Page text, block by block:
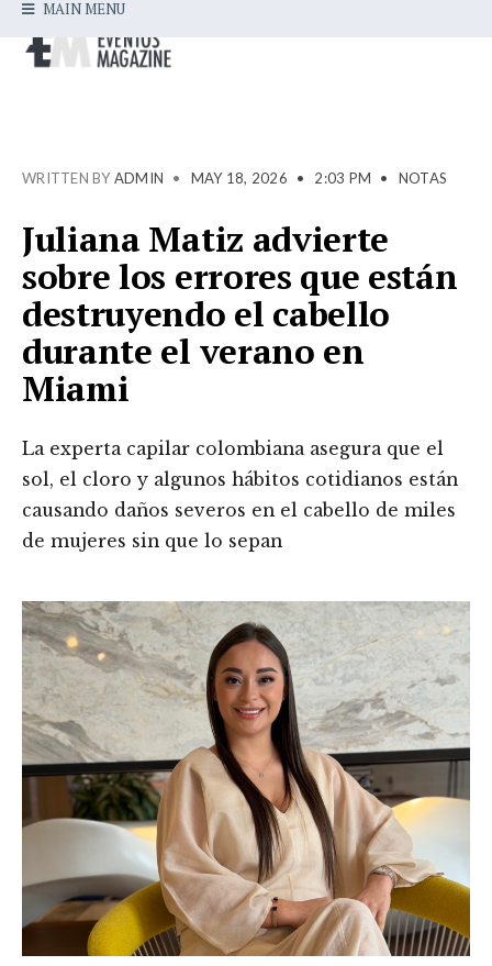
MAIN MENU
WRITTEN BY ADMIN • MAY 18, 2026 • 2:03 PM • NOTAS
Juliana Matiz advierte
sobre los errores que están
destruyendo el cabello
durante el verano en
Miami
La experta capilar colombiana asegura que el
sol, el cloro y algunos hábitos cotidianos están
causando daños severos en el cabello de miles
de mujeres sin que lo sepan